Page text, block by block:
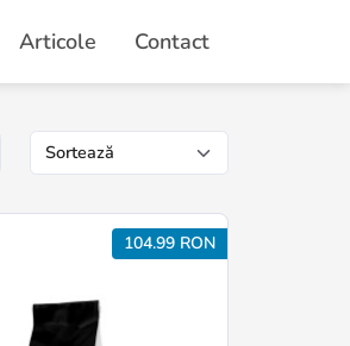
Articole Contact
104.99 RON